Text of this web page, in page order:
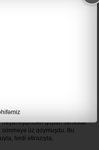
edə bilərdi.
yazar birdənbirə olmasa da, o
onu əhatə edən aləmdən,
sürükləməyə
bir ovuc adi gerçək olmuşdu
yeməmək, ailə bağlarını
kvadratı fəhm edən bir
“Mən burdayam”
də davam edəcəkdi: axı,
başqa sözsənət incisi hələ
həyat eşqindən qopan sənətkar
sönməyə üz qoymuşdu. Bu
fərdi etirazıyla,